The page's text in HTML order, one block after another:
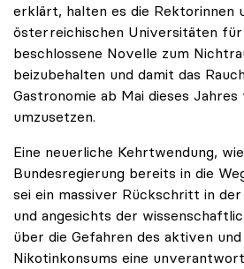
erklärt, halten es die Rektorinnen
österreichischen Universitäten für
beschlossene Novelle zum
beizubehalten und damit das
Gastronomie ab Mai dieses Jahres
umzusetzen.
Eine neuerliche Kehrtwendung,
Bundesregierung bereits in die
sei ein massiver Rückschritt in
und angesichts der
über die Gefahren des aktiven
Nikotinkonsums eine